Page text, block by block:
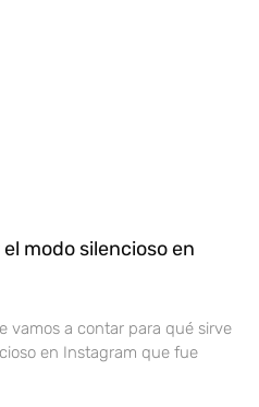
modo silencioso en
vamos a contar para qué sirve
en Instagram que fue